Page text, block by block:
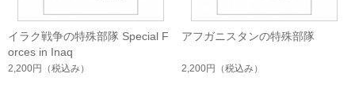
イラク戦争の特殊部隊 Special F
orces in Inaq
2,200円 （税込み）
アフガニスタンの特殊部隊
2,200円 （税込み）